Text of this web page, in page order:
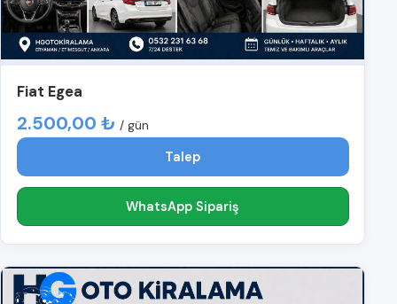
Fiat Egea
2.500,00 ₺ / gün
Talep
WhatsApp Sipariş